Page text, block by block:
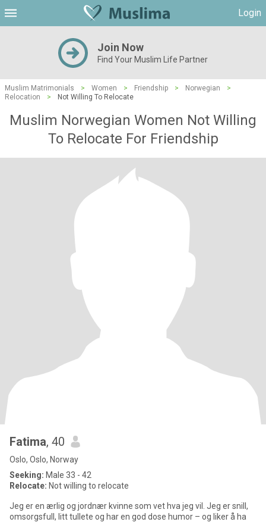
Login
Join Now
Find Your Muslim Life Partner
Muslim Matrimonials > Women > Friendship > Norwegian
>
Relocation
> Not Willing To Relocate
Muslim Norwegian Women Not Willing
To Relocate For Friendship
Fatima, 40
Oslo, Oslo, Norway
Seeking: Male 33 - 42
Relocate: Not willing to relocate
Jeg er en ærlig og jordnær kvinne som vet hva jeg vil. Jeg er snill,
omsorgsfull, litt tullete og har en god dose humor – og liker å ha